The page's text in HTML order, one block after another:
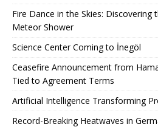
Fire Dance in the Skies:
Meteor Shower
Science Center Coming to İnegöl
Ceasefire Announcement from
Tied to Agreement Terms
Artificial Intelligence Transforming
Record-Breaking Heatwaves in